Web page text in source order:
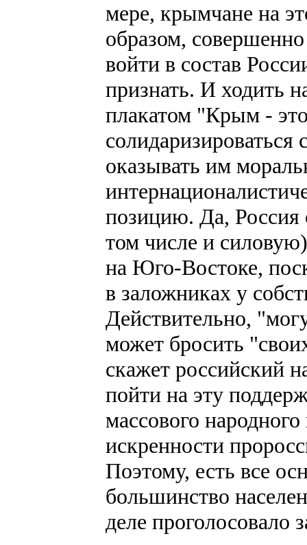
мере, крымчане на
образом,
войти в состав
признать. И ходить
плакатом "Крым -
оказывать им
позицию. Да, Россия
том числе и
на Юго-Востоке,
в заложниках у
Действительно,
может бросить
скажет российский
пойти на эту
массового
искренности
Поэтому, есть все
большинство
деле проголосовало